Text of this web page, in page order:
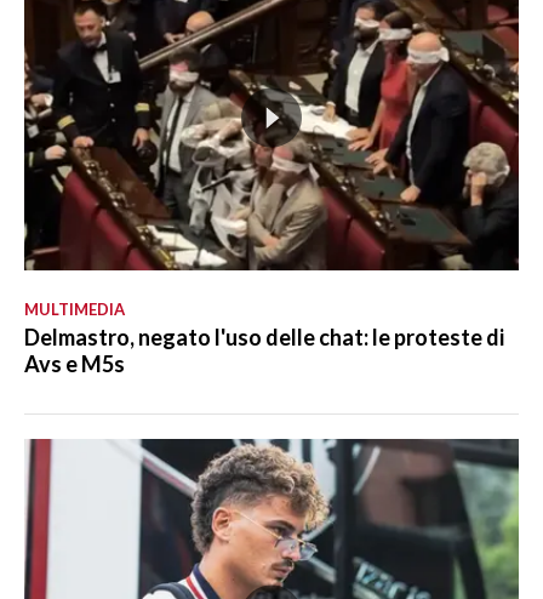
MULTIMEDIA
Delmastro, negato l'uso delle chat: le proteste di
Avs e M5s